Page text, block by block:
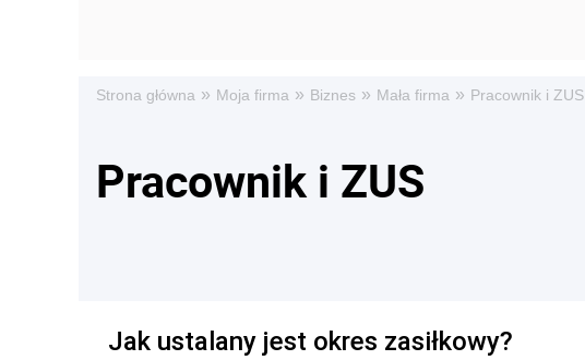
Strona główna » Moja firma » Biznes » Mała firma » Pracownik i ZUS
Pracownik i ZUS
Jak ustalany jest okres zasiłkowy?